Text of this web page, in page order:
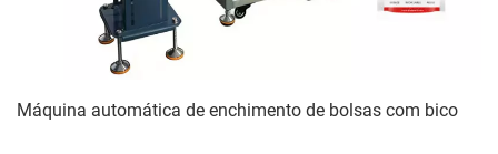
Máquina automática de enchimento de bolsas com bico